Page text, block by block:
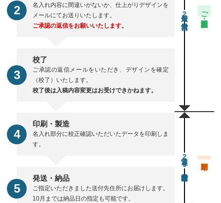
名入れ内容に間違いがないか、仕上がりデザインを
メールにてお送りいたします。
ご承認の返信をお願いいたします。
校了
ご承認の返信メールをいただき、デザインを確定
（校了）いたします。
校了後は入稿内容変更はお受けできかねます。
2 ご注文・校正期間
印刷・製造
名入れ部分に校正確認いただいたデータを印刷しま
す。
発送・納品
ご指定いただきました送付先住所にお届けします。
10月までは納品日の指定も可能です。
通常29営業日後出荷